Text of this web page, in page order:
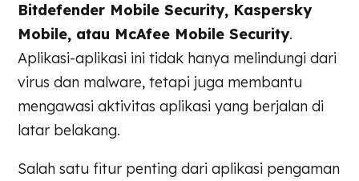
Bitdefender Mobile Security, Kaspersky
Mobile, atau McAfee Mobile Security.
Aplikasi-aplikasi ini tidak hanya melindungi dari
virus dan malware, tetapi juga membantu
mengawasi aktivitas aplikasi yang berjalan di
latar belakang.
Salah satu fitur penting dari aplikasi pengaman